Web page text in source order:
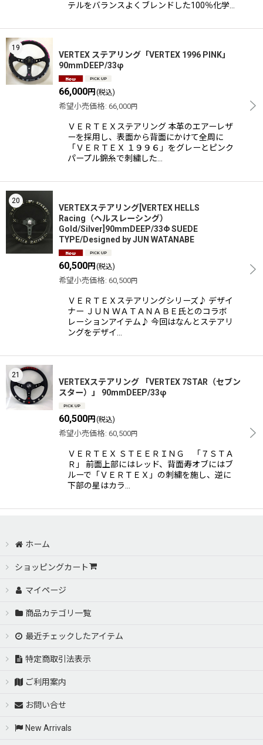
テルをバランスよくブレンドした100％化学…
19
VERTEX ステアリング「VERTEX 1996 PINK」
90mmDEEP/33φ
66,000円 (税込)
希望小売価格: 66,000円
ＶＥＲＴＥＸステアリング 本革のエアーレザ
ーを採用し、表面から背面にかけて全周に
「ＶＥＲＴＥＸ １９９６」をグレーとピンク
パープル錦糸で刺繍した…
20
VERTEXステアリング[VERTEX HELLS
Racing（ヘルスレーシング）
Gold/Silver]90mmDEEP/33Φ SUEDE
TYPE/Designed by JUN WATANABE
60,500円 (税込)
希望小売価格: 60,500円
ＶＥＲＴＥＸステアリングシリーズ♪ デザイ
ナー ＪＵＮ ＷＡＴＡＮＡＢＥ氏とのコラボ
レーションアイテム♪ 今回はなんとステアリ
ングをデザイ…
21
VERTEXステアリング 「VERTEX 7STAR（セブン
スター）」 90mmDEEP/33φ
60,500円 (税込)
希望小売価格: 60,500円
ＶＥＲＴＥＸ ＳＴＥＥＲＩＮＧ 「７ＳＴＡ
Ｒ」 前面上部にはレッド、背面寿オブにはブ
ルーで「ＶＥＲＴＥＸ」の刺繍を施し、逆に
下部の星はカラ…
ホーム
ショッピングカート
マイページ
商品カテゴリ一覧
最近チェックしたアイテム
特定商取引法表示
ご利用案内
お問い合せ
New Arrivals